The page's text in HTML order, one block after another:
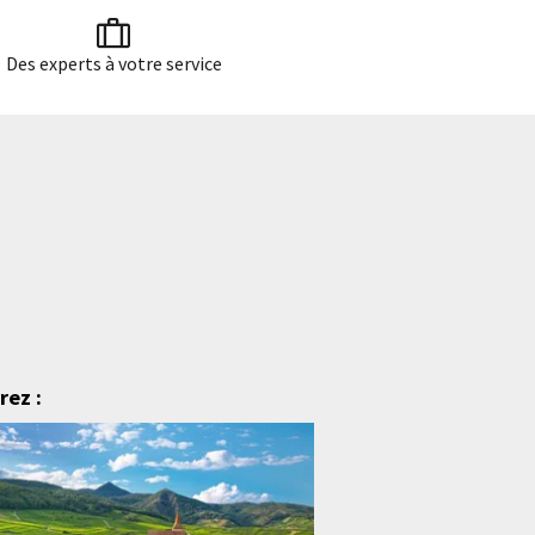
Des experts à votre service
: